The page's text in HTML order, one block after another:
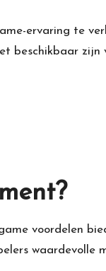
ervaring te
beschikbaar zijn
voordelen
waardevolle